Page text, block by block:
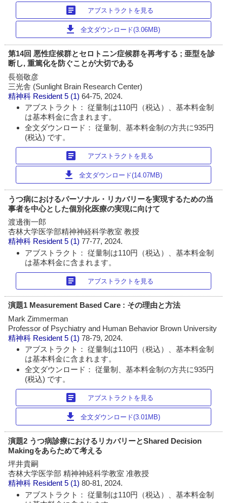
article アブストラクトを見る
download 全文ダウンロード(3.06MB)
第14回 悪性症候群とセロトニン症候群を再考する ; 亜型を診
断し, 重篤化を防ぐことが大切である
長嶺敬彦
三光舎 (Sunlight Brain Research Center)
精神科 Resident 5 (1)64-75, 2024.
アブストラクト： 従量制は110円（税込）、基本料金制
は基本料金に含まれます。
全文ダウンロード： 従量制、基本料金制の方共に935円
(税込) です。
article アブストラクトを見る
download 全文ダウンロード(14.07MB)
うつ病におけるパーソナル・リカバリーを実現するための当
事者を中心とした個別化医療の実現に向けて
渡邊衡一郎
杏林大学医学部精神神経科学教室 教授
精神科 Resident 5 (1)77-77, 2024.
アブストラクト： 従量制は110円（税込）、基本料金制
は基本料金に含まれます。
article アブストラクトを見る
演題1 Measurement Based Care : その理由と方法
Mark Zimmerman
Professor of Psychiatry and Human Behavior Brown University
精神科 Resident 5 (1)78-79, 2024.
アブストラクト： 従量制は110円（税込）、基本料金制
は基本料金に含まれます。
全文ダウンロード： 従量制、基本料金制の方共に935円
(税込) です。
article アブストラクトを見る
download 全文ダウンロード(3.01MB)
演題2 うつ病診療におけるリカバリーとShared Decision
Makingをあらためて考える
坪井貴嗣
杏林大学医学部 精神神経科学教室 准教授
精神科 Resident 5 (1)80-81, 2024.
アブストラクト： 従量制は110円（税込）、基本料金制